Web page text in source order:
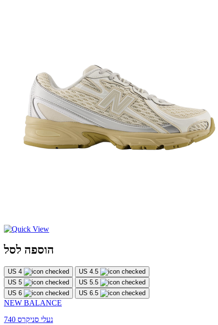
הוספה לסל
US 4
US 4.5
US 5
US 5.5
US 6
US 6.5
NEW BALANCE
נעלי סניקרס 740